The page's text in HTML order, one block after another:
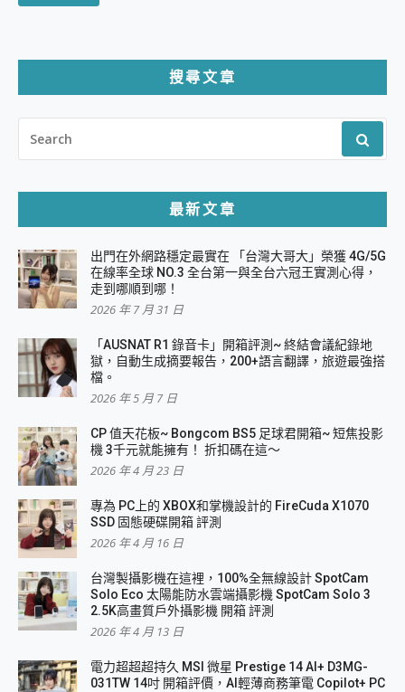
搜尋文章
FOR:
最新文章
出門在外網路穩定最實在 「台灣大哥大」榮獲 4G/5G
在線率全球 NO.3 全台第一與全台六冠王實測心得，
走到哪順到哪！
2026 年 7 月 31 日
「AUSNAT R1 錄音卡」開箱評測~ 終結會議紀錄地
獄，自動生成摘要報告，200+語言翻譯，旅遊最強搭
檔。
2026 年 5 月 7 日
CP 值天花板~ Bongcom BS5 足球君開箱~ 短焦投影
機 3千元就能擁有！ 折扣碼在這～
2026 年 4 月 23 日
專為 PC上的 XBOX和掌機設計的 FireCuda X1070
SSD 固態硬碟開箱 評測
2026 年 4 月 16 日
台灣製攝影機在這裡，100%全無線設計 SpotCam
Solo Eco 太陽能防水雲端攝影機 SpotCam Solo 3
2.5K高畫質戶外攝影機 開箱 評測
2026 年 4 月 13 日
電力超超超持久 MSI 微星 Prestige 14 AI+ D3MG-
031TW 14吋 開箱評價，AI輕薄商務筆電 Copilot+ PC